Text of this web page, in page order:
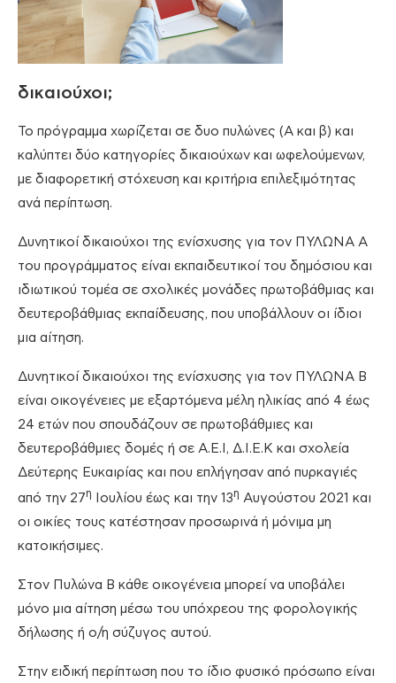
δικαιούχοι;
Το πρόγραμμα χωρίζεται σε δυο πυλώνες (Α και β) και
καλύπτει δύο κατηγορίες δικαιούχων και ωφελούμενων,
με διαφορετική στόχευση και κριτήρια επιλεξιμότητας
ανά περίπτωση.
Δυνητικοί δικαιούχοι της ενίσχυσης για τον ΠΥΛΩΝΑ Α
του προγράμματος είναι εκπαιδευτικοί του δημόσιου και
ιδιωτικού τομέα σε σχολικές μονάδες πρωτοβάθμιας και
δευτεροβάθμιας εκπαίδευσης, που υποβάλλουν οι ίδιοι
μια αίτηση.
Δυνητικοί δικαιούχοι της ενίσχυσης για τον ΠΥΛΩΝΑ Β
είναι οικογένειες με εξαρτόμενα μέλη ηλικίας από 4 έως
24 ετών που σπουδάζουν σε πρωτοβάθμιες και
δευτεροβάθμιες δομές ή σε Α.Ε.Ι, Δ.Ι.Ε.Κ και σχολεία
Δεύτερης Ευκαιρίας και που επλήγησαν από πυρκαγιές
από την 27η Ιουλίου έως και την 13η Αυγούστου 2021 και
οι οικίες τους κατέστησαν προσωρινά ή μόνιμα μη
κατοικήσιμες.
Στον Πυλώνα Β κάθε οικογένεια μπορεί να υποβάλει
μόνο μια αίτηση μέσω του υπόχρεου της φορολογικής
δήλωσης ή ο/η σύζυγος αυτού.
Στην ειδική περίπτωση που το ίδιο φυσικό πρόσωπο είναι